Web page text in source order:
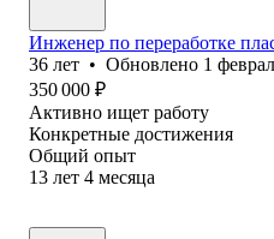
Инженер по переработке
36 лет • Обновлено 1
350 000 ₽
Активно ищет работу
Конкретные достижения
Общий опыт
13 лет 4 месяца